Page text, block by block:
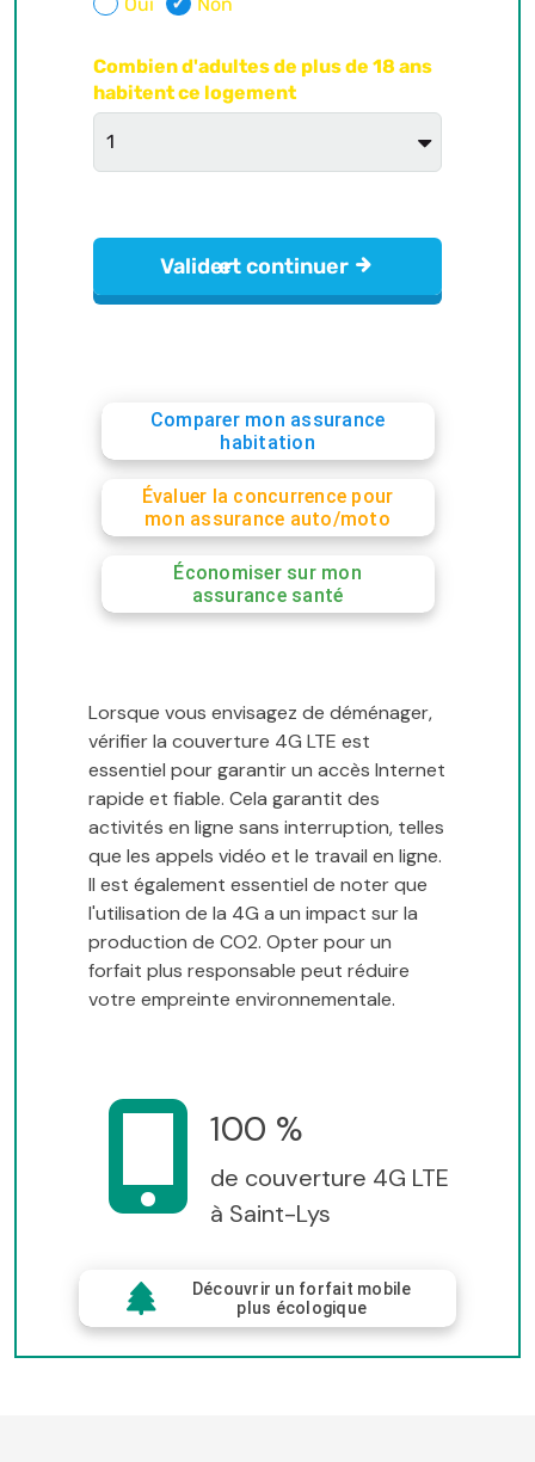
Comparer mon assurance
habitation
Évaluer la concurrence pour
mon assurance auto/moto
Économiser sur mon
assurance santé
Lorsque vous envisagez de déménager,
vérifier la couverture 4G LTE est
essentiel pour garantir un accès Internet
rapide et fiable. Cela garantit des
activités en ligne sans interruption, telles
que les appels vidéo et le travail en ligne.
Il est également essentiel de noter que
l'utilisation de la 4G a un impact sur la
production de CO2. Opter pour un
forfait plus responsable peut réduire
votre empreinte environnementale.
100 %
de couverture 4G LTE
à Saint-Lys
Découvrir un forfait mobile
plus écologique